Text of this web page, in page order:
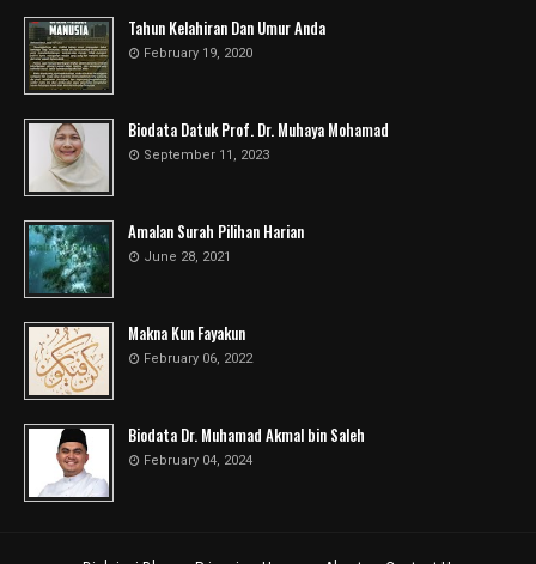
Tahun Kelahiran Dan Umur Anda
February 19, 2020
Biodata Datuk Prof. Dr. Muhaya Mohamad
September 11, 2023
Amalan Surah Pilihan Harian
June 28, 2021
Makna Kun Fayakun
February 06, 2022
Biodata Dr. Muhamad Akmal bin Saleh
February 04, 2024